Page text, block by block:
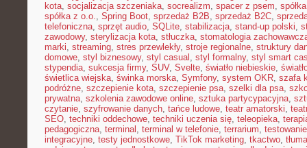
kota, socjalizacja szczeniaka, socrealizm, spacer z psem,
spółka z o.o., Spring Boot, sprzedaż B2B, sprzedaż B2C,
telefoniczna, sprzęt audio, SQLite, stabilizacja, stand-up polski,
zawodowy, sterylizacja kota, stłuczka, stomatologia
marki, streaming, stres przewlekły, stroje regionalne, struktury
domowe, styl biznesowy, styl casual , styl formalny, styl smart
stypendia, sukcesja firmy, SUV, Svelte, światło niebieskie,
świetlica wiejska, świnka morska, Symfony, system OKR, szafa
podróżne, szczepienie kota, szczepienie psa, szelki dla psa,
prywatna, szkolenia zawodowe online, sztuka partycypacyjna,
czytanie, szyfrowanie danych, tańce ludowe, teatr amatorski,
SEO, techniki oddechowe, techniki uczenia się, teleopieka,
pedagogiczna, terminal , terminal w telefonie, terrarium,
integracyjne, testy jednostkowe, TikTok marketing, tkactwo,